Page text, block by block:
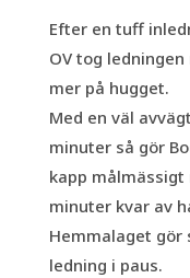
Efter en tuff
OV tog
mer på hugget.
Med en väl
minuter så gör
kapp
minuter kvar av
Hemmalaget gör
ledning i paus.